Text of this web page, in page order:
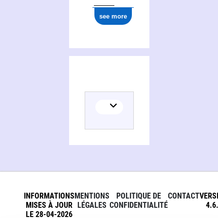
see more
INFORMATIONS
MISES À JOUR
LE 28-04-2026
MENTIONS
LÉGALES
POLITIQUE DE
CONFIDENTIALITÉ
CONTACT